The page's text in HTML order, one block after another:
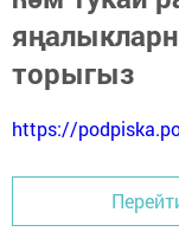
торыгыз
https://